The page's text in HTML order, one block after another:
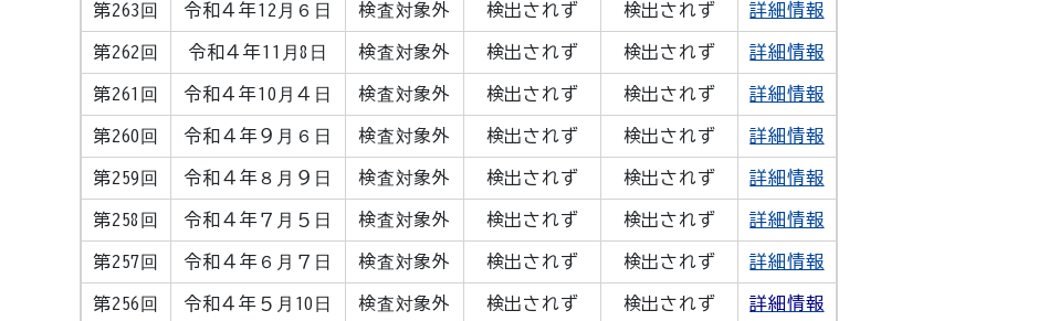
第263回 令和４年12月６日 検査対象外 検出されず 検出されず 詳細情報
第262回 令和４年11月8日 検査対象外 検出されず 検出されず 詳細情報
第261回 令和４年10月４日 検査対象外 検出されず 検出されず 詳細情報
第260回 令和４年９月６日 検査対象外 検出されず 検出されず 詳細情報
第259回 令和４年８月９日 検査対象外 検出されず 検出されず 詳細情報
第258回 令和４年７月５日 検査対象外 検出されず 検出されず 詳細情報
第257回 令和４年６月７日 検査対象外 検出されず 検出されず 詳細情報
第256回 令和４年５月10日 検査対象外 検出されず 検出されず 詳細情報